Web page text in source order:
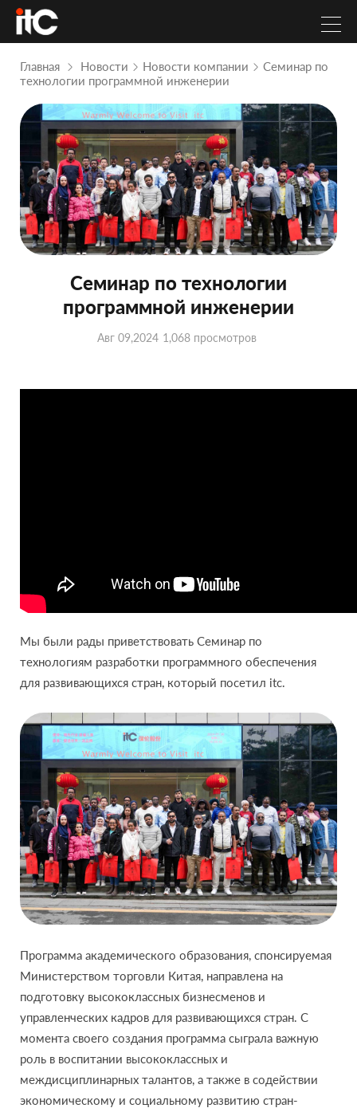
Главная Новости Новости компании
Семинар по
технологии программной инженерии
Семинар по технологии
программной инженерии
Авг 09,2024 1,068 просмотров
Мы были рады приветствовать Семинар по
технологиям разработки программного обеспечения
для развивающихся стран, который посетил itc.
Программа академического образования, спонсируемая
Министерством торговли Китая, направлена на
подготовку высококлассных бизнесменов и
управленческих кадров для развивающихся стран. С
момента своего создания программа сыграла важную
роль в воспитании высококлассных и
междисциплинарных талантов, а также в содействии
экономическому и социальному развитию стран-